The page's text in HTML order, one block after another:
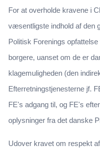
For at overholde kravene i
væsentligste indhold af den
Politisk Forenings
borgere, uanset om de er
klagemuligheden (den
Efterretningstjenesterne jf.
FE's adgang til, og FE's
oplysninger fra det danske
Udover kravet om respekt